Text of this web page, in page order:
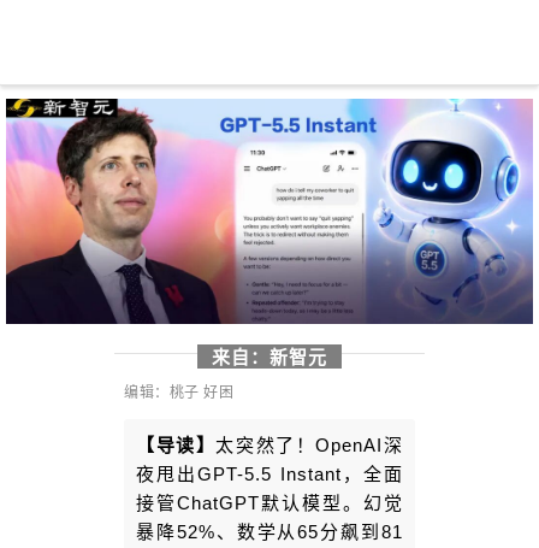
来自： 新智元
编辑：桃子 好困
【导读】 太突然了！OpenAI深
夜甩出GPT-5.5 Instant，全面
接管ChatGPT默认模型。幻觉
暴降52%、数学从65分飙到81